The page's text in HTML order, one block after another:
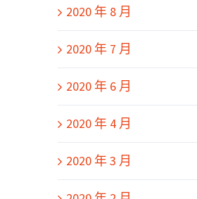
2020 年 8 月
2020 年 7 月
2020 年 6 月
2020 年 4 月
2020 年 3 月